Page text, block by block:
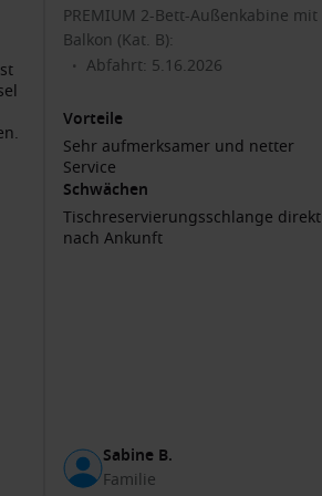
Belgien
Antwerpen
Erlebnisse
& Schiffe
Flussreisen durch mehrere Länder
PREMIUM 2-Bett-Außenkabine mit
Balkon (Kat. B):
• Abfahrt: 5.16.2026
Vorteile
Sehr aufmerksamer und netter
Service
Schwächen
Tischreservierungsschlange direkt
nach Ankunft
Sabine B.
Familie